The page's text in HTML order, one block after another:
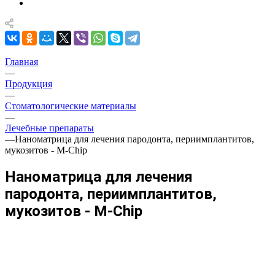
Главная
—
Продукция
—
Стоматологические материалы
—
Лечебные препараты
—Наноматрица для лечения пародонта, периимплантитов,
мукозитов - M-Chip
Наноматрица для лечения
пародонта, периимплантитов,
мукозитов - M-Chip